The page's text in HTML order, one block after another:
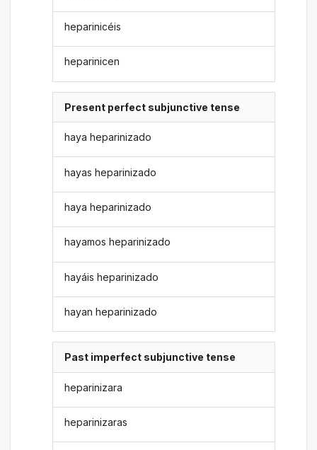
heparinicéis
heparinicen
Present perfect subjunctive tense
haya heparinizado
hayas heparinizado
haya heparinizado
hayamos heparinizado
hayáis heparinizado
hayan heparinizado
Past imperfect subjunctive tense
heparinizara
heparinizaras